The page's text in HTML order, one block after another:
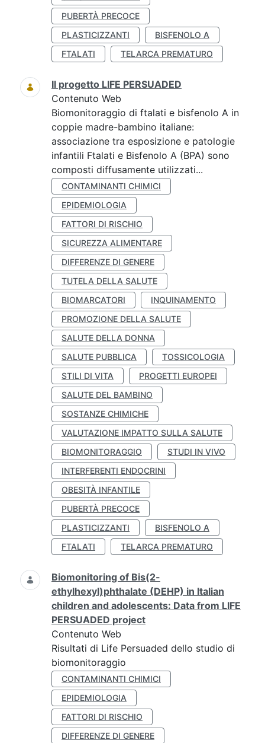
PUBERTÀ PRECOCE
PLASTICIZZANTI
BISFENOLO A
FTALATI
TELARCA PREMATURO
Il progetto LIFE PERSUADED
Contenuto Web
Biomonitoraggio di ftalati e bisfenolo A in
coppie madre-bambino italiane:
associazione tra esposizione e patologie
infantili Ftalati e Bisfenolo A (BPA) sono
composti diffusamente utilizzati...
CONTAMINANTI CHIMICI
EPIDEMIOLOGIA
FATTORI DI RISCHIO
SICUREZZA ALIMENTARE
DIFFERENZE DI GENERE
TUTELA DELLA SALUTE
BIOMARCATORI
INQUINAMENTO
PROMOZIONE DELLA SALUTE
SALUTE DELLA DONNA
SALUTE PUBBLICA
TOSSICOLOGIA
STILI DI VITA
PROGETTI EUROPEI
SALUTE DEL BAMBINO
SOSTANZE CHIMICHE
VALUTAZIONE IMPATTO SULLA SALUTE
BIOMONITORAGGIO
STUDI IN VIVO
INTERFERENTI ENDOCRINI
OBESITÀ INFANTILE
PUBERTÀ PRECOCE
PLASTICIZZANTI
BISFENOLO A
FTALATI
TELARCA PREMATURO
Biomonitoring of Bis(2-
ethylhexyl)phthalate (DEHP) in Italian
children and adolescents: Data from LIFE
PERSUADED project
Contenuto Web
Risultati di Life Persuaded dello studio di
biomonitoraggio
CONTAMINANTI CHIMICI
EPIDEMIOLOGIA
FATTORI DI RISCHIO
DIFFERENZE DI GENERE